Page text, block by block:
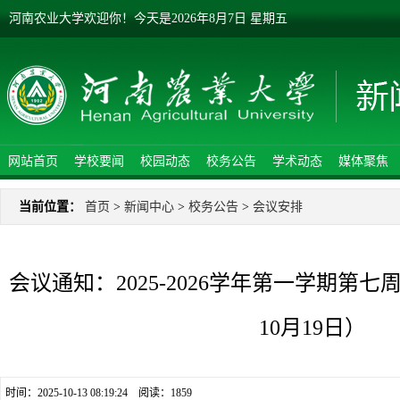
河南农业大学欢迎你！ 今天是2026年8月7日 星期五
网站首页 学校要闻 校园动态 校务公告 学术动态 媒体聚焦
当前位置： 首页 > 新闻中心 > 校务公告 > 会议安排
会议通知：2025-2026学年第一学期第七
10月19日）
时间：2025-10-13 08:19:24 阅读： 1859